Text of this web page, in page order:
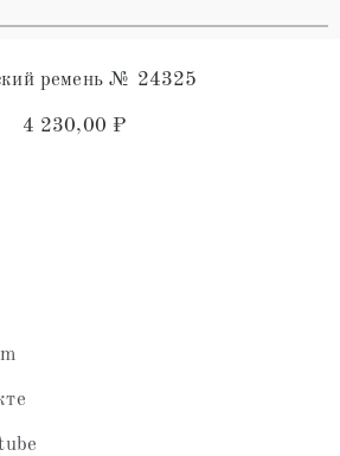
ремень № 24325
4 230,00 ₽